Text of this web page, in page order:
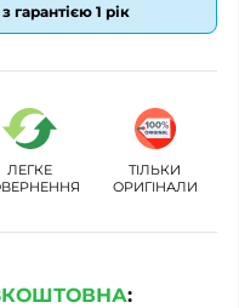
гарантією 1 рік
ЛЕГКЕ
ТІЛЬКИ
ОРИГІНАЛИ
: